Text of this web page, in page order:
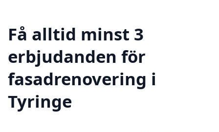
Få alltid minst 3
erbjudanden för
fasadrenovering i
Tyringe